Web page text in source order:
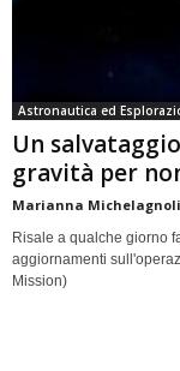
Astronautica ed
Un
gravità per
Marianna Michelagnoli
Risale a qualche giorno
aggiornamenti
Mission)